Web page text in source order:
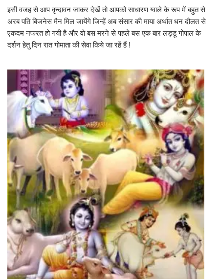
इसी वजह से आप वृन्दावन जाकर देखें तो आपको साधारण ग्वाले के रूप में बहुत से
अरब पति बिजनेस मैन मिल जायेंगे जिन्हें अब संसार की माया अर्थात धन दौलत से
एकदम नफरत हो गयी है और वो बस मरने से पहले बस एक बार लड्डू गोपाल के
दर्शन हेतु दिन रात गोमाता की सेवा किये जा रहें हैं !